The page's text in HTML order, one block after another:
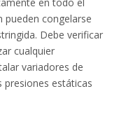
pueden congelarse
Debe verificar
cualquier
variadores de
presiones estáticas